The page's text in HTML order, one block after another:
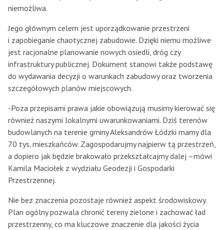
niemożliwa.
Jego głównym celem jest uporządkowanie przestrzeni
i zapobieganie chaotycznej zabudowie. Dzięki niemu możliwe
jest racjonalne planowanie nowych osiedli, dróg czy
infrastruktury publicznej. Dokument stanowi także podstawę
do wydawania decyzji o warunkach zabudowy oraz tworzenia
szczegółowych planów miejscowych.
-Poza przepisami prawa jakie obowiązują musimy kierować się
również naszymi lokalnymi uwarunkowaniami. Dziś terenów
budowlanych na terenie gminy Aleksandrów Łódzki mamy dla
70 tys. mieszkańców. Zagospodarujmy najpierw tą przestrzeń,
a dopiero jak będzie brakowało przekształcajmy dalej –mówi
Kamila Maciołek z wydziału Geodezji i Gospodarki
Przestrzennej.
Nie bez znaczenia pozostaje również aspekt środowiskowy.
Plan ogólny pozwala chronić tereny zielone i zachować ład
przestrzenny, co ma kluczowe znaczenie dla jakości życia